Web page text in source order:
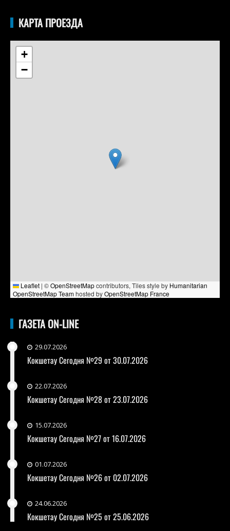
КАРТА ПРОЕЗДА
+
−
Leaflet | ©OpenStreetMapcontributors, Tiles style by Humanitarian
OpenStreetMap Teamhosted byOpenStreetMap France
ГАЗЕТА ON-LINE
29.07.2026
Кокшетау Сегодня №29 от 30.07.2026
22.07.2026
Кокшетау Сегодня №28 от 23.07.2026
15.07.2026
Кокшетау Сегодня №27 от 16.07.2026
01.07.2026
Кокшетау Сегодня №26 от 02.07.2026
24.06.2026
Кокшетау Сегодня №25 от 25.06.2026